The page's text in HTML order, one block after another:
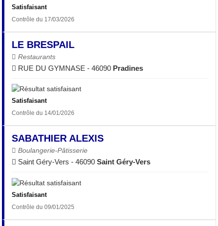
Satisfaisant
Contrôle du 17/03/2026
LE BRESPAIL
Restaurants
RUE DU GYMNASE - 46090 Pradines
Satisfaisant
Contrôle du 14/01/2026
SABATHIER ALEXIS
Boulangerie-Pâtisserie
Saint Géry-Vers - 46090Saint Géry-Vers
Satisfaisant
Contrôle du 09/01/2025